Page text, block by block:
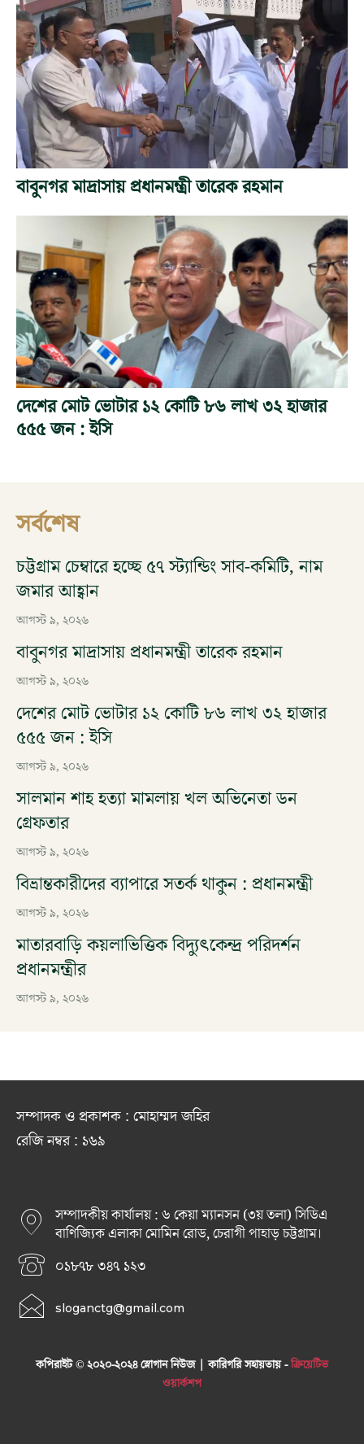
বাবুনগর মাদ্রাসায় প্রধানমন্ত্রী তারেক রহমান
দেশের মোট ভোটার ১২ কোটি ৮৬ লাখ ৩২ হাজার
৫৫৫ জন : ইসি
সর্বশেষ
চট্টগ্রাম চেম্বারে হচ্ছে ৫৭ স্ট্যান্ডিং সাব-কমিটি, নাম
জমার আহ্বান
আগস্ট ৯, ২০২৬
বাবুনগর মাদ্রাসায় প্রধানমন্ত্রী তারেক রহমান
আগস্ট ৯, ২০২৬
দেশের মোট ভোটার ১২ কোটি ৮৬ লাখ ৩২ হাজার
৫৫৫ জন : ইসি
আগস্ট ৯, ২০২৬
সালমান শাহ হত্যা মামলায় খল অভিনেতা ডন
গ্রেফতার
আগস্ট ৯, ২০২৬
বিভ্রান্তকারীদের ব্যাপারে সতর্ক থাকুন : প্রধানমন্ত্রী
আগস্ট ৯, ২০২৬
মাতারবাড়ি কয়লাভিত্তিক বিদ্যুৎকেন্দ্র পরিদর্শন
প্রধানমন্ত্রীর
আগস্ট ৯, ২০২৬
সম্পাদক ও প্রকাশক : মোহাম্মদ জহির
রেজি নম্বর : ১৬৯
সম্পাদকীয় কার্যালয় : ৬ কেয়া ম্যানসন (৩য় তলা) সিডিএ
বাণিজ্যিক এলাকা মোমিন রোড, চেরাগী পাহাড় চট্টগ্রাম।
০১৮৭৮ ৩৪৭ ১২৩
sloganctg@gmail.com
কপিরাইট © ২০২০-২০২৪ স্লোগান নিউজ | কারিগরি সহায়তায় -ক্রিয়েটিভ
ওয়ার্কশপ